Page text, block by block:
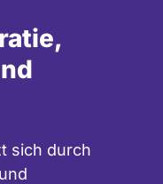
sich durch